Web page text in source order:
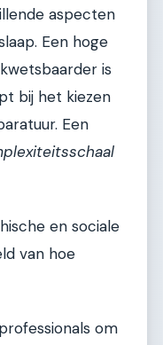
aspecten
Een hoge
is
bij het kiezen
Een
en sociale
van hoe
om